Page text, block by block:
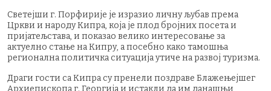
Светејши г. Порфирије је изразио личну љубав према
Цркви и народу Кипра, која је плод бројних посета и
пријатељстава, и показао велико интересовање за
актуелно стање на Кипру, а посебно како тамошња
регионална политичка ситуација утиче на развој туризма.
Драги гости са Кипра су пренели поздраве Блажењејшег
Архиепископа г. Георгија и истакли да им данашњи